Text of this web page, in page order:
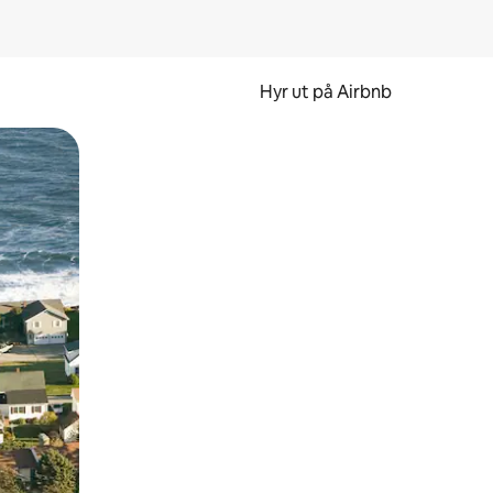
Hyr ut på Airbnb